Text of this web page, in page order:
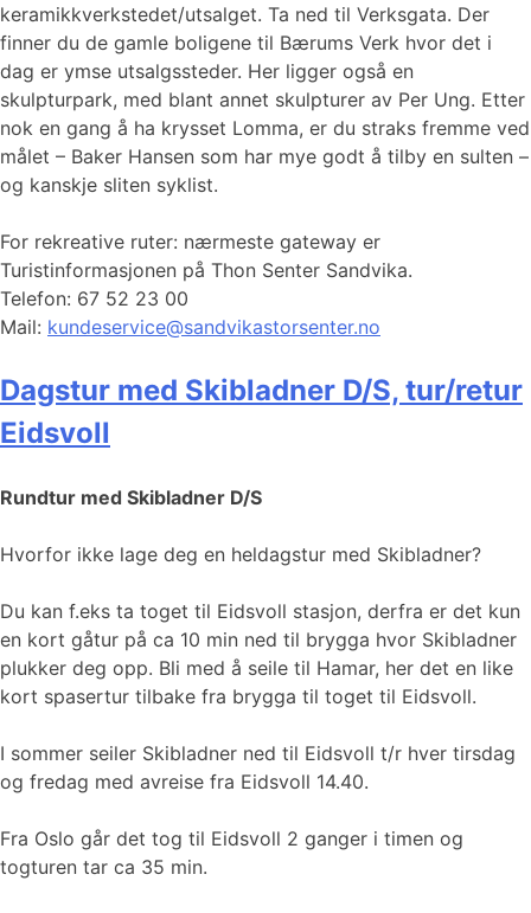
keramikkverkstedet/utsalget. Ta ned til Verksgata. Der
finner du de gamle boligene til Bærums Verk hvor det i
dag er ymse utsalgssteder. Her ligger også en
skulpturpark, med blant annet skulpturer av Per Ung. Etter
nok en gang å ha krysset Lomma, er du straks fremme ved
målet – Baker Hansen som har mye godt å tilby en sulten –
og kanskje sliten syklist.
For rekreative ruter: nærmeste gateway er
Turistinformasjonen på Thon Senter Sandvika.
Telefon: 67 52 23 00
Mail: kundeservice@sandvikastorsenter.no
Dagstur med Skibladner D/S, tur/retur
Eidsvoll
Rundtur med Skibladner D/S
Hvorfor ikke lage deg en heldagstur med Skibladner?
Du kan f.eks ta toget til Eidsvoll stasjon, derfra er det kun
en kort gåtur på ca 10 min ned til brygga hvor Skibladner
plukker deg opp. Bli med å seile til Hamar, her det en like
kort spasertur tilbake fra brygga til toget til Eidsvoll.
I sommer seiler Skibladner ned til Eidsvoll t/r hver tirsdag
og fredag med avreise fra Eidsvoll 14.40.
Fra Oslo går det tog til Eidsvoll 2 ganger i timen og
togturen tar ca 35 min.